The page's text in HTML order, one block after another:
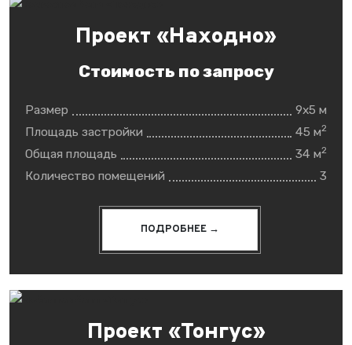
Проект «Находно»
Стоимость по запросу
Размер
9x5 м
Площадь застройки
45 м2
Общая площадь 34 м2
Количество помещений 3
ПОДРОБНЕЕ →
Проект «Тонгус»